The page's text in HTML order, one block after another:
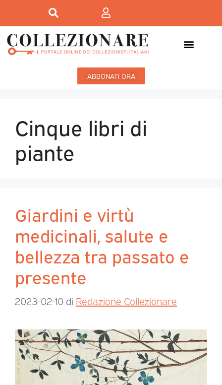
ABBONATI ORA
Cinque libri di
piante
Giardini e virtù
medicinali, salute e
bellezza tra passato e
presente
2023-02-10 di Redazione Collezionare